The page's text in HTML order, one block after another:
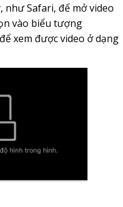
Safari, để mở video
vào biểu tượng
xem được video ở dạng